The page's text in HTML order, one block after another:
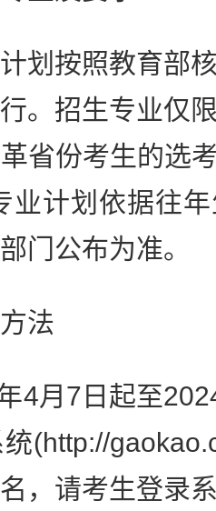
按照教育部核
。招生专业仅
省份考生的选
业计划依据往
门公布为准。
法
7日起至
(http://
，请考生登录